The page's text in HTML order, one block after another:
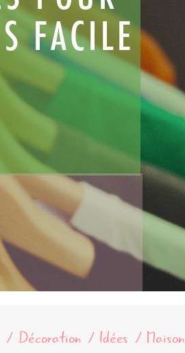
Décoration Idées Maison